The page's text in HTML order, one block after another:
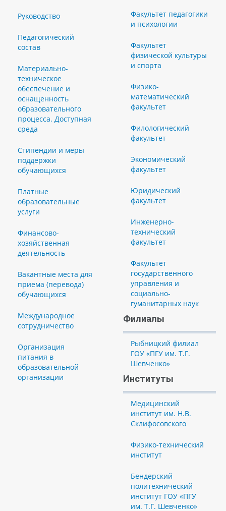
Руководство
Педагогический
состав
Материально-
техническое
обеспечение и
оснащенность
образовательного
процесса. Доступная
среда
Стипендии и меры
поддержки
обучающихся
Платные
образовательные
услуги
Финансово-
хозяйственная
деятельность
Вакантные места для
приема (перевода)
обучающихся
Международное
сотрудничество
Организация
питания в
образовательной
организации
Факультет педагогики
и психологии
Факультет
физической культуры
и спорта
Физико-
математический
факультет
Филологический
факультет
Экономический
факультет
Юридический
факультет
Инженерно-
технический
факультет
Факультет
государственного
управления и
социально-
гуманитарных наук
Филиалы
Рыбницкий филиал
ГОУ «ПГУ им. Т.Г.
Шевченко»
Институты
Медицинский
институт им. Н.В.
Склифосовского
Физико-технический
институт
Бендерский
политехнический
институт ГОУ «ПГУ
им. Т.Г. Шевченко»